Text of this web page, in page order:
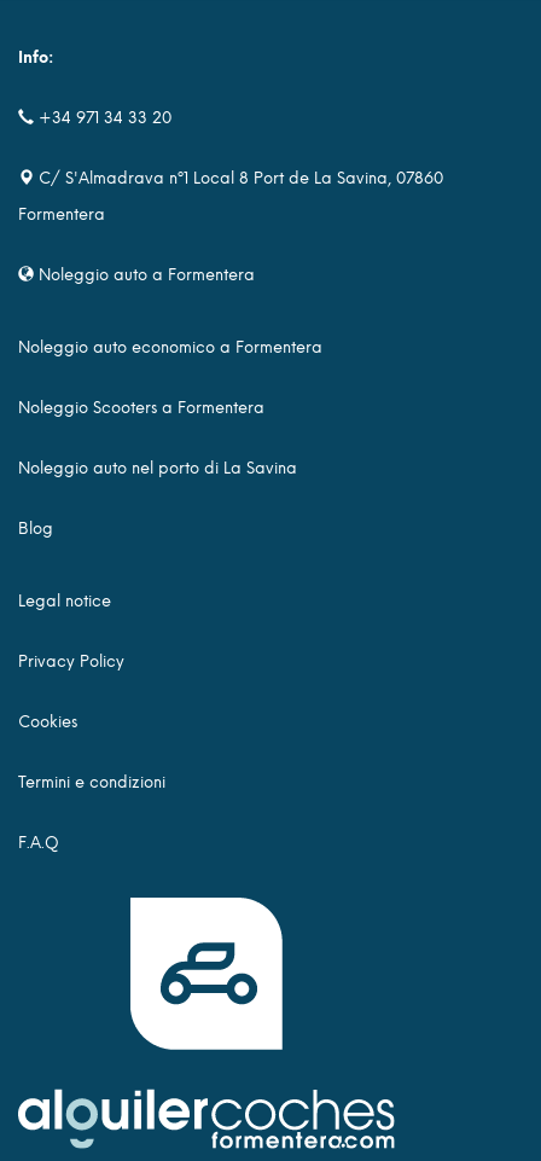
Info:
+34 971 34 33 20
C/ S'Almadrava nº1 Local 8 Port de La Savina, 07860
Formentera
Noleggio auto a Formentera
Noleggio auto economico a Formentera
Noleggio Scooters a Formentera
Noleggio auto nel porto di La Savina
Blog
Legal notice
Privacy Policy
Cookies
Termini e condizioni
F.A.Q